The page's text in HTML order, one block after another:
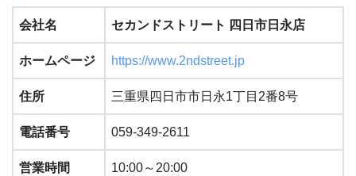
会社名 セカンドストリート 四日市日永店
ホームページ https://www.2ndstreet.jp
住所 三重県四日市市日永1丁目2番8号
電話番号 059-349-2611
営業時間 10:00～20:00